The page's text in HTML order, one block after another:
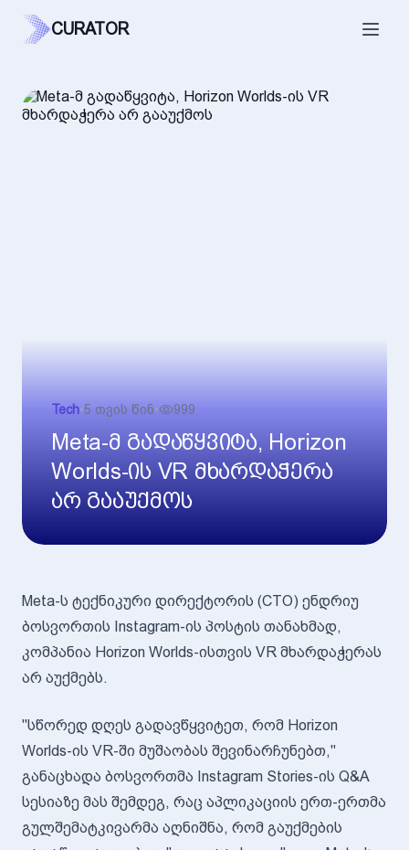
CURATOR
Tech•5 თვის წინ• 999
Meta-მ გადაწყვიტა, Horizon
Worlds-ის VR მხარდაჭერა
არ გააუქმოს
Meta-ს ტექნიკური დირექტორის (CTO) ენდრიუ
ბოსვორთის Instagram-ის პოსტის თანახმად,
კომპანია Horizon Worlds-ისთვის VR მხარდაჭერას
არ აუქმებს.
"სწორედ დღეს გადავწყვიტეთ, რომ Horizon
Worlds-ის VR-ში მუშაობას შევინარჩუნებთ,"
განაცხადა ბოსვორთმა Instagram Stories-ის Q&A
სესიაზე მას შემდეგ, რაც აპლიკაციის ერთ-ერთმა
გულშემატკივარმა აღნიშნა, რომ გაუქმების